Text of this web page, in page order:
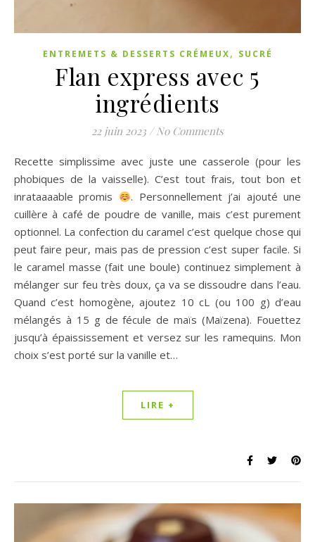
ENTREMETS & DESSERTS CRÉMEUX, SUCRÉ
Flan express avec 5
ingrédients
22 juin 2023 / No Comments
Recette simplissime avec juste une casserole (pour les
phobiques de la vaisselle). C’est tout frais, tout bon et
inrataaaable promis
. Personnellement j’ai ajouté une
cuillère à café de poudre de vanille, mais c’est purement
optionnel. La confection du caramel c’est quelque chose qui
peut faire peur, mais pas de pression c’est super facile. Si
le caramel masse (fait une boule) continuez simplement à
mélanger sur feu très doux, ça va se dissoudre dans l’eau.
Quand c’est homogène, ajoutez 10 cL (ou 100 g) d’eau
mélangés à 15 g de fécule de maïs (Maïzena). Fouettez
jusqu’à épaississement et versez sur les ramequins. Mon
choix s’est porté sur la vanille et…
LIRE +